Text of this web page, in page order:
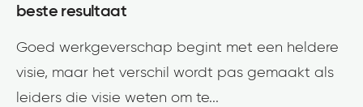
beste resultaat
Goed werkgeverschap begint met een heldere
visie, maar het verschil wordt pas gemaakt als
leiders die visie weten om te...